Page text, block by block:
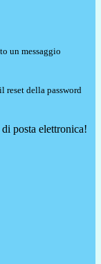
un messaggio
reset della password
posta elettronica!